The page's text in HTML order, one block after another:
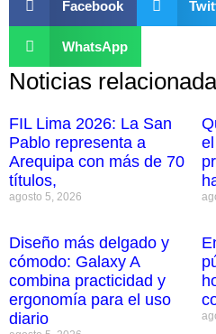
Facebook
WhatsApp
Noticias
FIL Lima 2026: La San
Pablo representa a
Arequipa con más de 70
títulos,
agosto 5, 2026
Diseño más delgado y
cómodo: Galaxy A
combina practicidad y
ergonomía para el uso
diario